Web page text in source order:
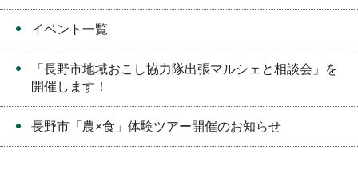
イベント一覧
「長野市地域おこし協力隊出張マルシェと相談会」を
開催します！
長野市「農×食」体験ツアー開催のお知らせ